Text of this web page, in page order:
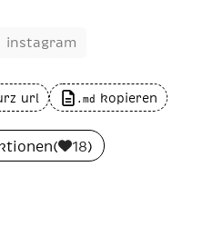
instagram
url .md kopieren
( 18)